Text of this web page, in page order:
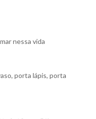
nessa vida
porta lápis, porta